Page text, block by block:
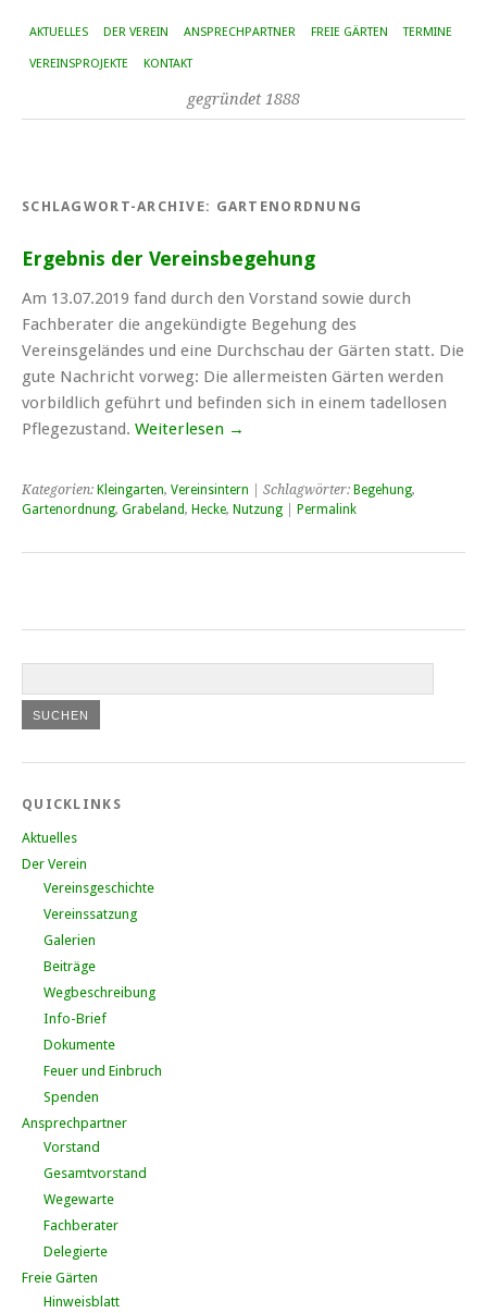
AKTUELLES DER VEREIN ANSPRECHPARTNER FREIE GÄRTEN TERMINE
VEREINSPROJEKTE KONTAKT
gegründet 1888
SCHLAGWORT-ARCHIVE: GARTENORDNUNG
Ergebnis der Vereinsbegehung
Am 13.07.2019 fand durch den Vorstand sowie durch
Fachberater die angekündigte Begehung des
Vereinsgeländes und eine Durchschau der Gärten statt. Die
gute Nachricht vorweg: Die allermeisten Gärten werden
vorbildlich geführt und befinden sich in einem tadellosen
Pflegezustand. Weiterlesen →
Kategorien: Kleingarten, Vereinsintern | Schlagwörter: Begehung,
Gartenordnung, Grabeland, Hecke, Nutzung Permalink
QUICKLINKS
Aktuelles
Der Verein
Vereinsgeschichte
Vereinssatzung
Galerien
Beiträge
Wegbeschreibung
Info-Brief
Dokumente
Feuer und Einbruch
Spenden
Ansprechpartner
Vorstand
Gesamtvorstand
Wegewarte
Fachberater
Delegierte
Freie Gärten
Hinweisblatt